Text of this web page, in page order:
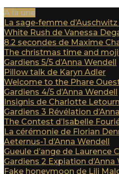
A la une
La sage-femme d’Auschwitz
White Rush de Vanessa
8.2 secondes de Maxime
The christmas time and
Gardiens 5/5 d’Anna Wendell
Pillow talk de Karyn Adler
Welcome to the Phare
Gardiens 4/5 d’Anna Wendell
Insignis de Charlotte
Gardiens 3 Révélation
The Contest d’Isabelle
La cérémonie de Florian
Aeternus-1 d’Anna Wendell
Gueule d’ange de Laurence
Gardiens 2 Expiation d’Anna
Fake honeymoon de Lili